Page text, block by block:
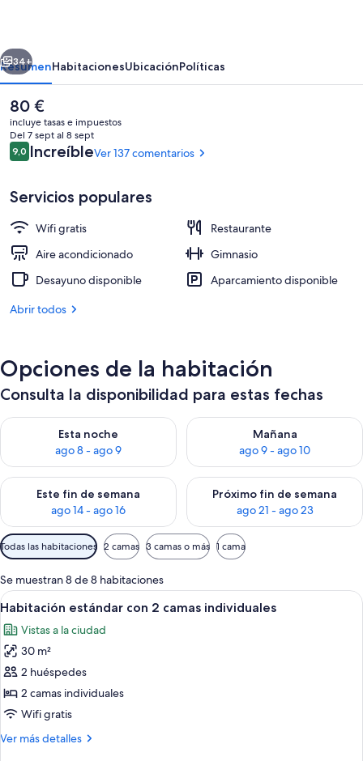
Cafetería
Siguiente
34+
ResumenHabitacionesUbicaciónPolíticas
El
precio
actual
es
de
80 €
incluye tasas e impuestos
Del 7 sept al 8 sept
Comentarios
9,09,0 de 10
IncreíbleVer 137 comentarios
Servicios populares
Wifi gratis
Restaurante
Aire acondicionado
Gimnasio
Desayuno disponible
Aparcamiento disponible
Abrir todos
Opciones de la habitación
Consulta la disponibilidad para estas fechas
Esta noche
ago 8 - ago 9
Consulta la disponibilidad para esta noche, ago 8 - ago 9
Mañana
ago 9 - ago 10
Consulta la disponibilidad
Este fin de semana
ago 14 - ago 16
Consulta la disponibilidad para este fin de semana, ago 14 -
Próximo fin de semana
ago 21 - ago 23
Consulta la disponibilidad
Filtros
disponibles
para
las
habitaciones
Todas las habitaciones 2 camas 3 camas o más 1 cama
Se muestran 8 de 8 habitaciones
Abrir
todas
las
fotos
de
Habitación
estándar
2
Un dormitorio con cabecera de
5
Habitación estándar con 2 camas individuales
Vistas a la ciudad
30 m²
2 huéspedes
2 camas individuales
Wifi gratis
Ver más detalles
Más